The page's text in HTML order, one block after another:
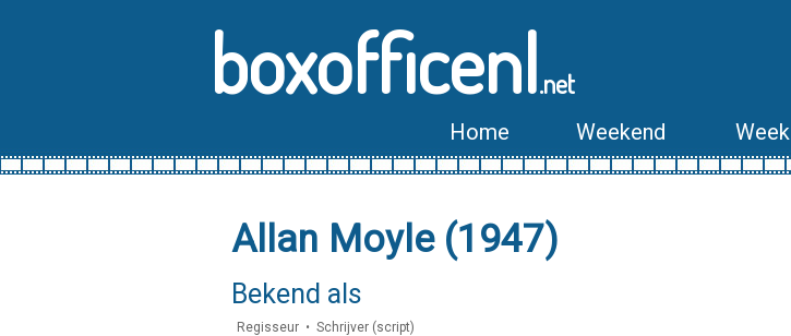
boxofficenl.net
Home Weekend Week
Allan Moyle (1947)
Bekend als
Regisseur • Schrijver (script)